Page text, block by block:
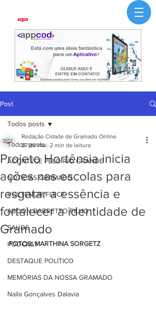
Post
Todos posts
ACONTECE PELO RIO GRANDE
NOTÍCIAS GRAMADO
VOLTENCIR FLECK
ABDON BARRETTO FILHO
SAÚDE
PODCAST
DESTAQUE POLÍTICO
MEMÓRIAS DA NOSSA GRAMADO
Naíla Gonçalves Dalavia
Todos posts
Projeto Hortênsia inicia
ações nas escolas para
resgatar a essência e
fortalecer a identidade de
Gramado
Redação Cidade de Gramado Online
27 de mai. 2 min de leitura
FOTOS: MARTHINA SORGETZ